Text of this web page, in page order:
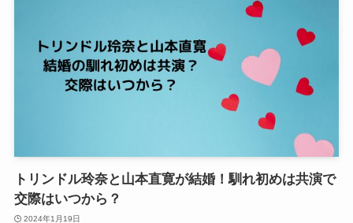
トリンドル玲奈と山本直寛が結婚！馴れ初めは共演で
交際はいつから？
2024年1月19日